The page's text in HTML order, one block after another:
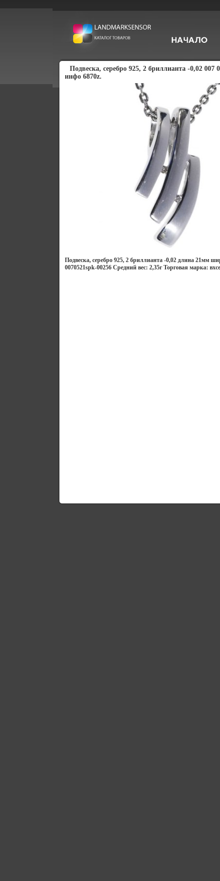
Подвеска, серебро 925, 2 бриллианта -0,02 007
инфо 6870z.
Подвеска, серебро 925, 2 бриллианта -0,02 длина 21мм
0070521spk-00256 Средний вес: 2,35г Торговая марка: